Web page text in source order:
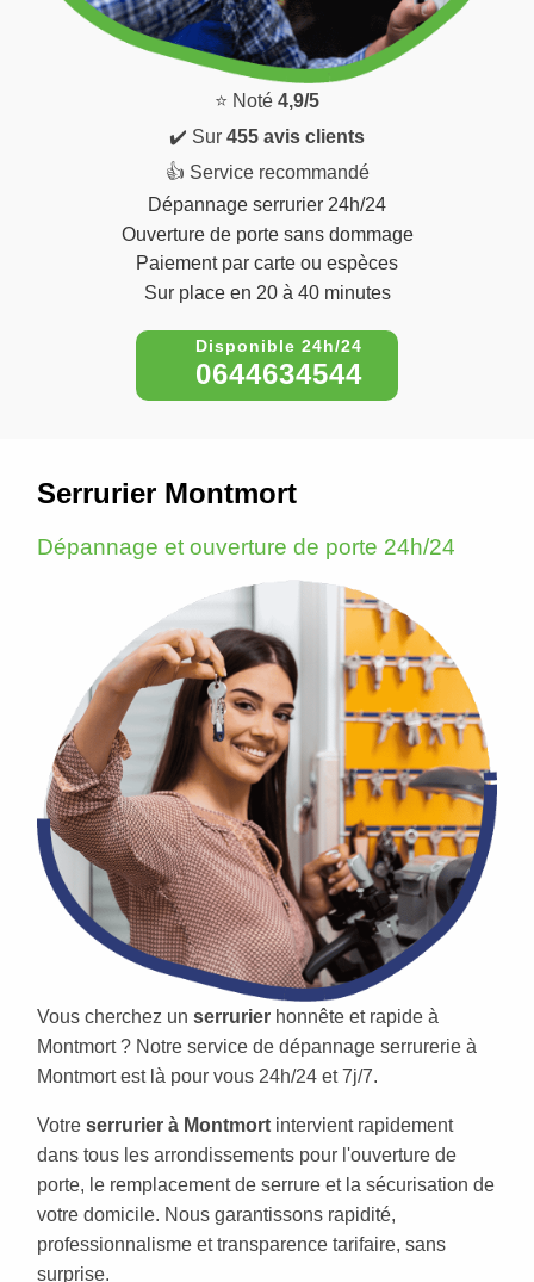
⭐ Noté 4,9/5
✔️ Sur 455 avis clients
👍 Service recommandé
Dépannage serrurier 24h/24
Ouverture de porte sans dommage
Paiement par carte ou espèces
Sur place en 20 à 40 minutes
0644634544
Serrurier Montmort
Dépannage et ouverture de porte 24h/24
Vous cherchez un serrurier honnête et rapide à
Montmort ? Notre service de dépannage serrurerie à
Montmort est là pour vous 24h/24 et 7j/7.
Votre serrurier à Montmort intervient rapidement
dans tous les arrondissements pour l'ouverture de
porte, le remplacement de serrure et la sécurisation de
votre domicile. Nous garantissons rapidité,
professionnalisme et transparence tarifaire, sans
surprise.